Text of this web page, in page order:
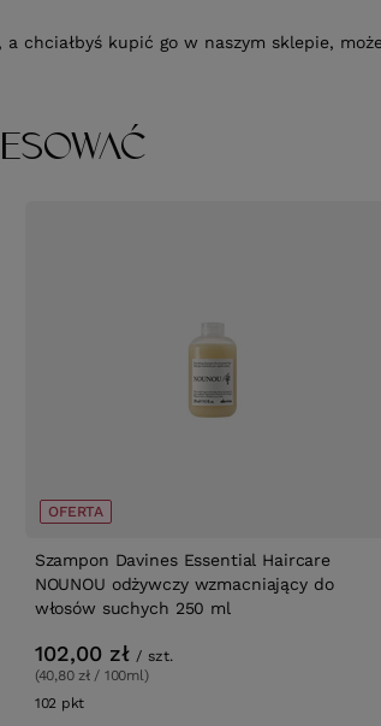
chciałbyś kupić go w naszym sklepie,
OFERTA
Szampon Davines Essential Haircare
NOUNOU odżywczy wzmacniający do
włosów suchych 250 ml
102,00 zł / szt.
(40,80 zł / 100ml)
102 pkt